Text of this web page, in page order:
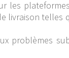
les
livraison telles
problèmes